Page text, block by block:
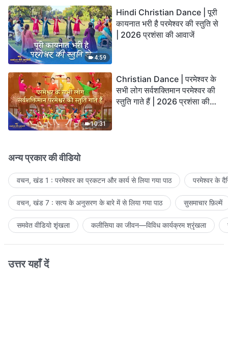
4:59
Hindi Christian Dance | पूरी
कायनात भरी है परमेश्वर की स्तुति से
| 2026 प्रशंसा की आवाजें
10:31
Christian Dance | परमेश्वर के
सभी लोग सर्वशक्तिमान परमेश्वर की
स्तुति गाते हैं | 2026 प्रशंसा की
अन्य प्रकार की वीडियो
वचन, खंड 1 : परमेश्वर का प्रकटन और कार्य से लिया गया पाठ परमेश्वर के
वचन, खंड 7 : सत्य के अनुसरण के बारे में से लिया गया पाठ सुसमाचार फ़िल्में
समवेत वीडियो शृंखला कलीसिया का जीवन—विविध कार्यक्रम श्रृंखला
उत्तर यहाँ दें